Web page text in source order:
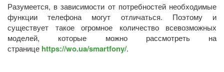
Разумеется, в зависимости от потребностей необходимые
функции телефона могут отличаться. Поэтому и
существует такое огромное количество всевозможных
моделей, которые можно рассмотреть на
странице https://wo.ua/smartfony/.